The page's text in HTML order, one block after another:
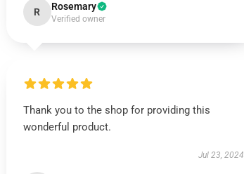
R Rosemary
Verified owner
Thank you to the shop for providing this
wonderful product.
Jul 23, 2024